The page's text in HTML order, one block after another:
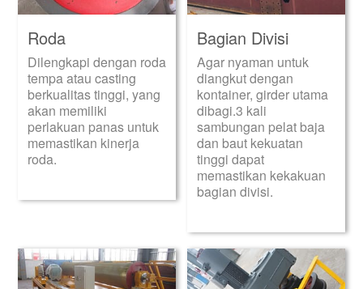
Roda
Dilengkapi dengan roda
tempa atau casting
berkualitas tinggi, yang
akan memiliki
perlakuan panas untuk
memastikan kinerja
roda.
Bagian Divisi
Agar nyaman untuk
diangkut dengan
kontainer, girder utama
dibagi.3 kali
sambungan pelat baja
dan baut kekuatan
tinggi dapat
memastikan kekakuan
bagian divisi.